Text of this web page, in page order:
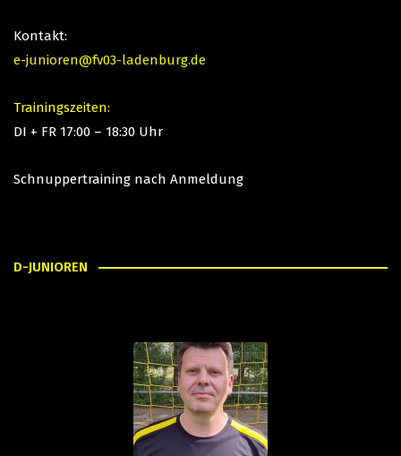
Kontakt:
e-junioren@fv03-ladenburg.de
Trainingszeiten:
DI + FR 17:00 – 18:30 Uhr
Schnuppertraining nach Anmeldung
D-JUNIOREN